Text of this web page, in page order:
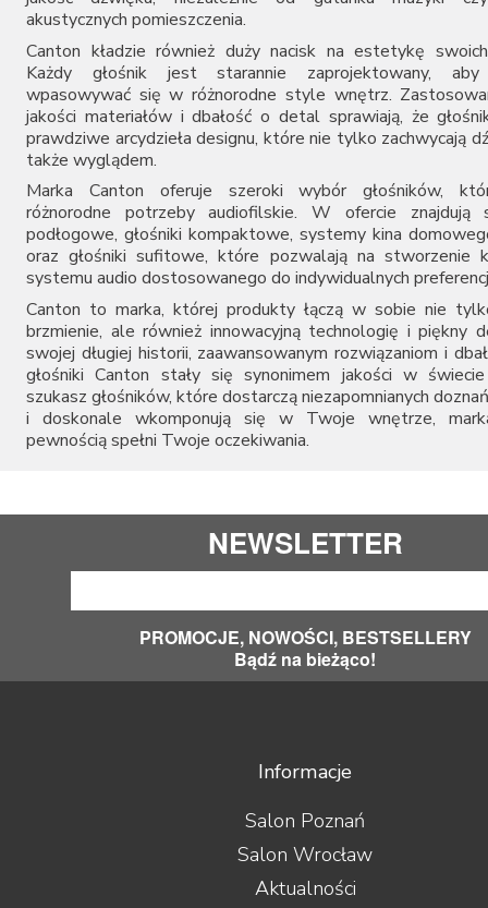
akustycznych pomieszczenia.
Canton kładzie również duży nacisk na estetykę
Każdy głośnik jest starannie zaprojektowany, aby
wpasowywać się w różnorodne style wnętrz.
jakości materiałów i dbałość o detal sprawiają, że
prawdziwe arcydzieła designu, które nie tylko zachwycają
także wyglądem.
Marka Canton oferuje szeroki wybór głośników,
różnorodne potrzeby audiofilskie. W ofercie znajdują
podłogowe, głośniki kompaktowe, systemy kina
oraz głośniki sufitowe, które pozwalają na stworzenie
systemu audio dostosowanego do indywidualnych
Canton to marka, której produkty łączą w sobie nie
brzmienie, ale również innowacyjną technologię i piękny
swojej długiej historii, zaawansowanym rozwiązaniom i
głośniki Canton stały się synonimem jakości w
szukasz głośników, które dostarczą niezapomnianych
i doskonale wkomponują się w Twoje wnętrze,
pewnością spełni Twoje oczekiwania.
NEWSLETTER
PROMOCJE, NOWOŚCI, BESTSELLERY
Bądź na bieżąco!
Informacje
Salon Poznań
Salon Wrocław
Aktualności